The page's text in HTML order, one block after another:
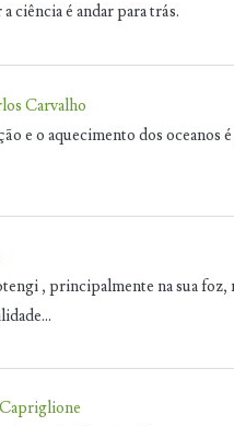
ciência é andar para trás.
Carvalho
e o aquecimento dos oceanos é
, principalmente na sua foz,